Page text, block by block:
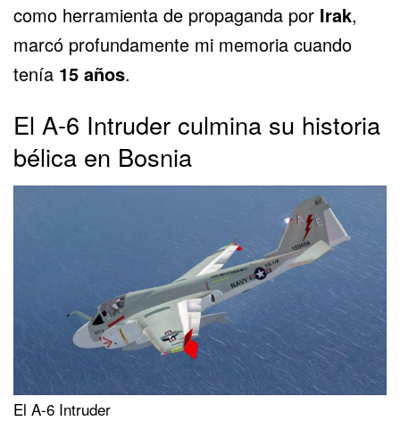
como herramienta de propaganda por Irak,
marcó profundamente mi memoria cuando
tenía 15 años.
El A-6 Intruder culmina su historia
bélica en Bosnia
El A-6 Intruder